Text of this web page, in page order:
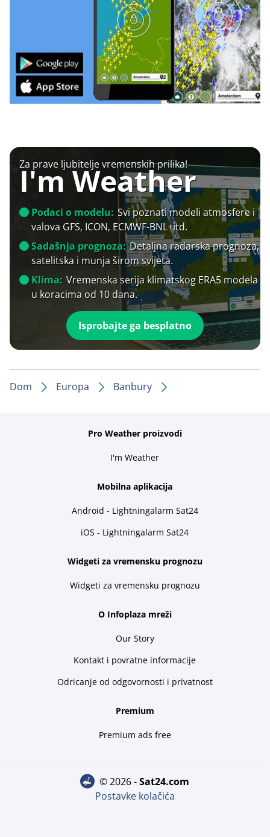
Za prave ljubitelje vremenskih prilika!
I'm Weather
Podaci o modelu: Svi poznati modeli atmosfere i
valova GFS, ICON, ECMWF-BNL+itd.
Sadašnja prognoza: Detaljna radarska prognoza,
satelitska i munja širom svijeta.
Klima: Vremenska serija klimatskog ERA5 modela
u koracima od 10 dana.
Isprobajte ga besplatno
Dom Europa Banbury
Pro Weather proizvodi
I'm Weather
Mobilna aplikacija
Android - Lightningalarm Sat24
iOS - Lightningalarm Sat24
Widgeti za vremensku prognozu
Widgeti za vremensku prognozu
O Infoplaza mreži
Our Story
Kontakt i povratne informacije
Odricanje od odgovornosti i privatnost
Premium
Premium ads free
© 2026 - sat24.com
Postavke kolačića